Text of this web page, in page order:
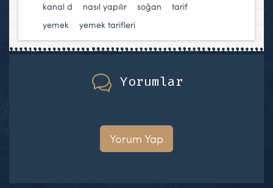
kanal d
nasıl yapılır soğan tarif
yemek
yemek tarifleri
Yorumlar
Yorum Yap